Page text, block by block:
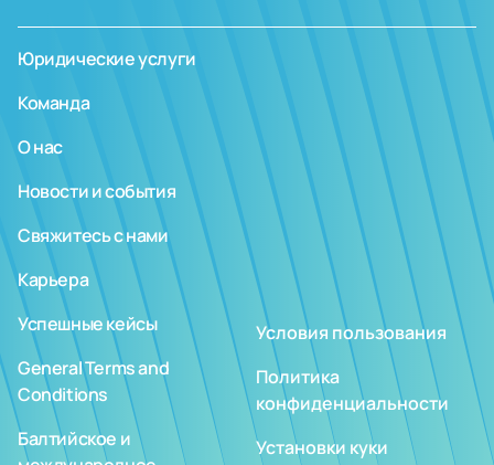
Юридические услуги
Команда
О нас
Новости и события
Свяжитесь с нами
Карьера
Успешные кейсы
General Terms and
Conditions
Балтийское и
Условия пользования
Политика
конфиденциальности
Установки куки